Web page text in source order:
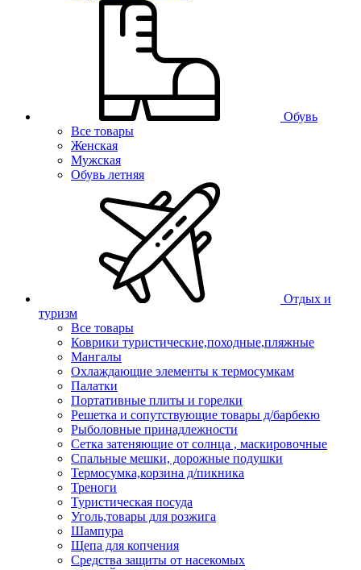
Обувь
Все товары
Женская
Мужская
Обувь летняя
Отдых и
туризм
Все товары
Коврики туристические,походные,пляжные
Мангалы
Охлаждающие элементы к термосумкам
Палатки
Портативные плиты и горелки
Решетка и сопутствующие товары д/барбекю
Рыболовные принадлежности
Сетка затеняющие от солнца , маскировочные
Спальные мешки, дорожные подушки
Термосумка,корзина д/пикника
Треноги
Туристическая посуда
Уголь,товары для розжига
Шампура
Щепа для копчения
Средства защиты от насекомых